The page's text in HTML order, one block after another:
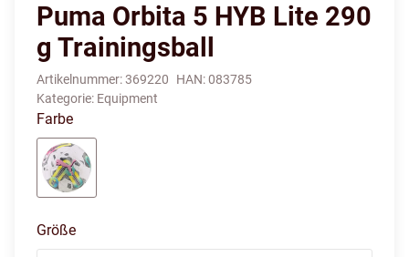
Puma Orbita 5 HYB Lite 290
g Trainingsball
Artikelnummer:369220 HAN:083785
Kategorie: Equipment
Farbe
Größe